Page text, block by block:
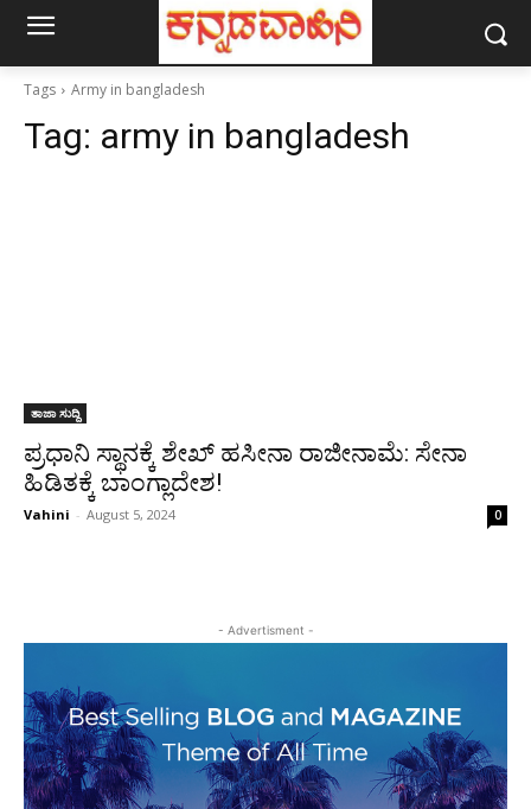
Tags Army in bangladesh
Tag: army in bangladesh
ತಾಜಾ ಸುದ್ದಿ
ಪ್ರಧಾನಿ ಸ್ಥಾನಕ್ಕೆ ಶೇಖ್ ಹಸೀನಾ ರಾಜೀನಾಮೆ: ಸೇನಾ
ಹಿಡಿತಕ್ಕೆ ಬಾಂಗ್ಲಾದೇಶ!
Vahini - August 5, 2024 0
- Advertisment -